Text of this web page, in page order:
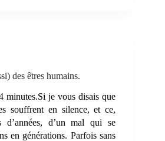
des êtres humains.
je vous disais que
souffrent en silence, et ce,
d’années, d’un mal qui se
en générations. Parfois sans